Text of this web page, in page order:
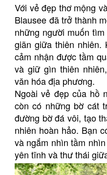
Với vẻ đẹp thơ mộng
Blausee đã trở thành
những người muốn
giãn giữa thiên nhiên.
cảm nhận được tầm
và giữ gìn thiên
văn hóa địa phương.
Ngoài vẻ đẹp của hồ
còn có những bờ cát
đường bờ đá vôi, tạo
nhiên hoàn hảo. Bạn
và ngắm nhìn tầm
yên tĩnh và thư thái